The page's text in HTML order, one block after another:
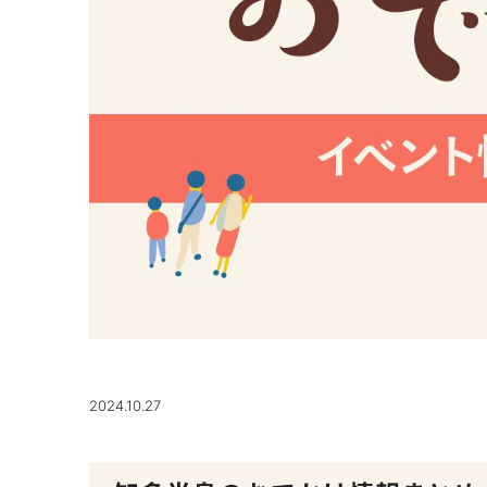
2024.10.27